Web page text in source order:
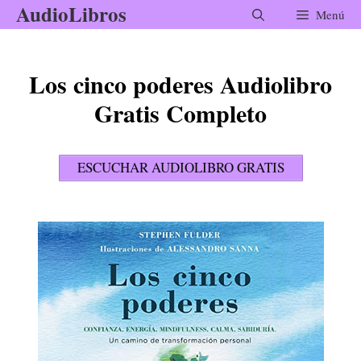
Saltar
al
AudioLibros Menú
Los cinco poderes Audiolibro
Gratis Completo
ESCUCHAR AUDIOLIBRO GRATIS